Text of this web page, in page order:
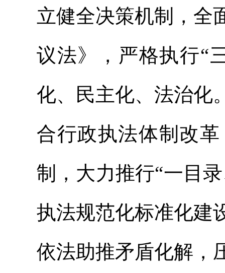
立健全决策机制，全
议法》，严格执行“
化、民主化、法治化
合行政执法体制改
制，大力推行“一目
执法规范化标准化建
依法助推矛盾化解，